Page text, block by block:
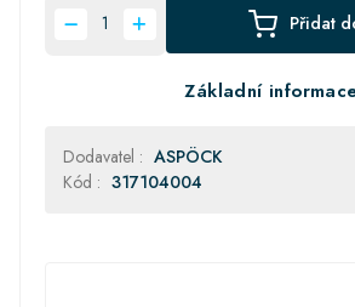
Přidat
Základní
Dodavatel : ASPÖCK
Kód : 317104004